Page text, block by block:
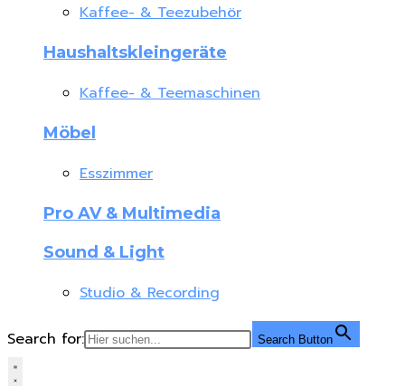
Kaffee- & Teezubehör
Haushaltskleingeräte
Kaffee- & Teemaschinen
Möbel
Esszimmer
Pro AV & Multimedia
Sound & Light
Studio & Recording
Search for: Search Button